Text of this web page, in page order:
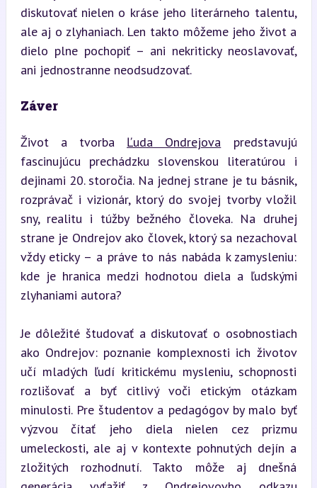
diskutovať nielen o kráse jeho literárneho talentu,
ale aj o zlyhaniach. Len takto môžeme jeho život a
dielo plne pochopiť – ani nekriticky neoslavovať,
ani jednostranne neodsudzovať.
Záver
Život a tvorba Ľuda Ondrejova predstavujú
fascinujúcu prechádzku slovenskou literatúrou i
dejinami 20. storočia. Na jednej strane je tu básnik,
rozprávač i vizionár, ktorý do svojej tvorby vložil
sny, realitu i túžby bežného človeka. Na druhej
strane je Ondrejov ako človek, ktorý sa nezachoval
vždy eticky – a práve to nás nabáda k zamysleniu:
kde je hranica medzi hodnotou diela a ľudskými
zlyhaniami autora?
Je dôležité študovať a diskutovať o osobnostiach
ako Ondrejov: poznanie komplexnosti ich životov
učí mladých ľudí kritickému mysleniu, schopnosti
rozlišovať a byť citlivý voči etickým otázkam
minulosti. Pre študentov a pedagógov by malo byť
výzvou čítať jeho diela nielen cez prizmu
umeleckosti, ale aj v kontexte pohnutých dejín a
zložitých rozhodnutí. Takto môže aj dnešná